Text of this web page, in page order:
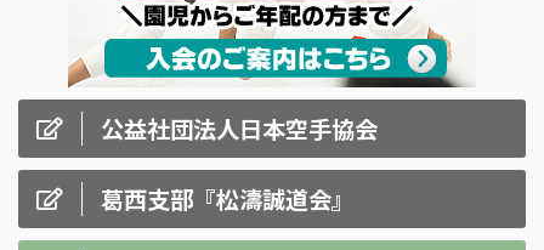
公益社団法人日本空手協会
葛西支部『松濤誠道会』